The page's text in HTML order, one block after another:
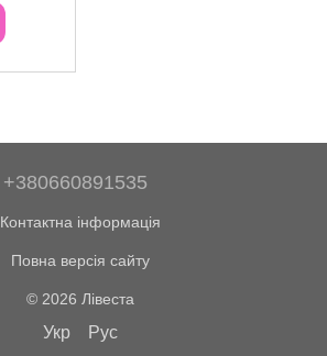
+380660891535
Контактна інформація
Повна версія сайту
© 2026 Лівеста
Укр Рус